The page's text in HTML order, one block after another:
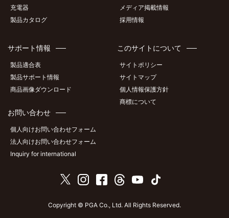
充電器
製品カタログ
メディア掲載情報
採用情報
サポート情報
製品適合表
製品サポート情報
商品画像ダウンロード
お問い合わせ
個人向けお問い合わせフォーム
法人向けお問い合わせフォーム
Inquiry for international
このサイトについて
サイトポリシー
サイトマップ
個人情報保護方針
商標について
Copyright © PGA Co., Ltd. All Rights Reserved.